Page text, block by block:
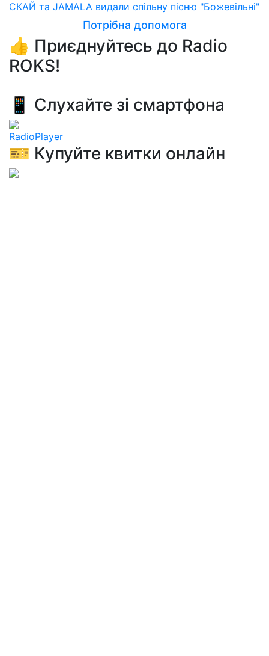
СКАЙ та JAMALA видали спільну пісню "Божевільні"
Потрібна допомога
👍 Приєднуйтесь до Radio
ROKS!
📱 Слухайте зі смартфона
RadioPlayer
🎫 Купуйте квитки онлайн